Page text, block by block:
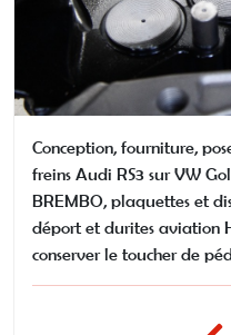
Conception, fourniture,
freins Audi RS3 sur VW
BREMBO, plaquettes et
déport et durites aviation
conserver le toucher de